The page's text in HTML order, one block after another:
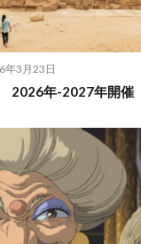
年3月23日
2026年-2027年開催